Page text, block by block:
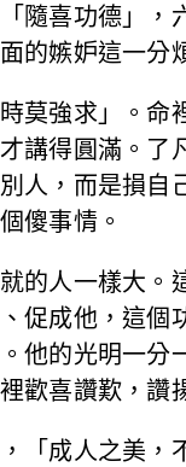
隨喜功德」
的嫉妒這一分
莫強求」。
講得圓滿。
人，而是損
傻事情。
的人一樣大
促成他，這
他的光明一
歡喜讚歎，讚
「成人之美